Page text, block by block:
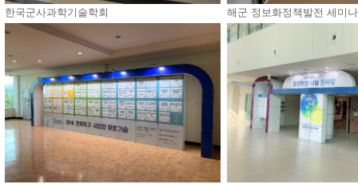
한국군사과학기술학회 해군 정보화정책발전 세미나